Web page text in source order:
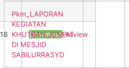
16 DownloadPreview
Pkm_LAPORAN
KEGIATAN
KHUTBAH JUM,AT
DI MESJID
SABILURRASYD